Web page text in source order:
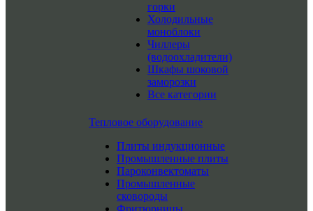
горки
Холодильные
моноблоки
Чиллеры
(водоохладители)
Шкафы шоковой
заморозки
Все категории
Тепловое оборудование
Плиты индукционные
Промышленные плиты
Пароконвектоматы
Промышленные
сковороды
Фритюрницы